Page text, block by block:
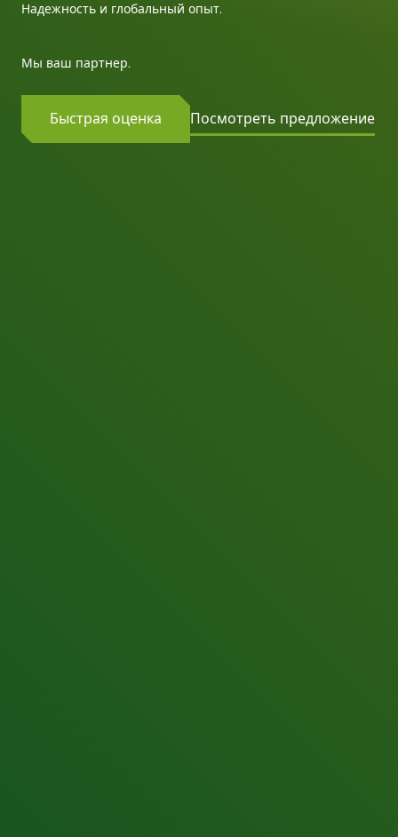
Надежность и глобальный опыт.
Мы ваш партнер.
Быстрая оценка Посмотреть предложение